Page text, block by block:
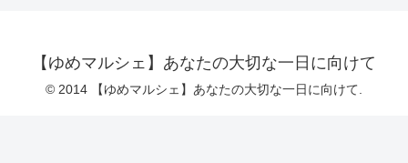
【ゆめマルシェ】あなたの大切な一日に向けて
© 2014 【ゆめマルシェ】あなたの大切な一日に向けて.